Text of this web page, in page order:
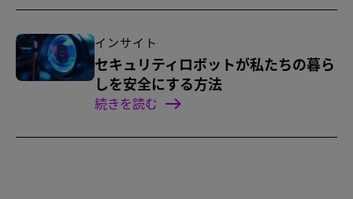
インサイト
セキュリティロボットが私たちの暮ら
しを安全にする方法
続きを読む